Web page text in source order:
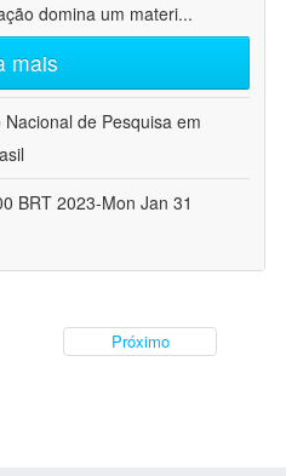
domina um materi...
mais
Nacional de Pesquisa em
BRT 2023-Mon Jan 31
Próximo